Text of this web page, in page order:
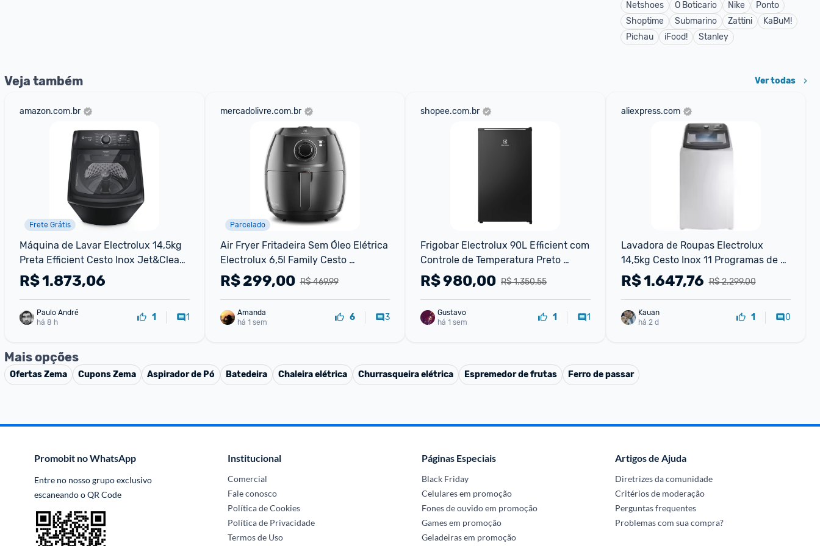
Netshoes
O Boticario Nike
Ponto
Shoptime
Submarino Zattini
KaBuM!
Pichau
iFood! Stanley
Veja também Ver todas
amazon.com.br
Frete Grátis
Máquina de Lavar Electrolux 14,5kg
Preta Efficient Cesto Inox Jet&Clean
e Filtro Fiapos 127v LEP15
R$1.873,06
Paulo André
há 8 h
1 1
mercadolivre.com.br
Parcelado
Air Fryer Fritadeira Sem Óleo Elétrica
Electrolux 6,5l Family Cesto
Removível Com Timer 1700w De
Potência Eaf50 Grafite Efficient Por
Rita
R$ 469,99
R$299,00
Amanda
há 1 sem
6 3
shopee.com.br
Frigobar Electrolux 90L Efficient com
Controle de Temperatura Preto
(EM90B)
R$ 1.350,55
R$980,00
Gustavo
há 1 sem
1 1
aliexpress.com
Lavadora de Roupas Electrolux
14,5kg Cesto Inox 11 Programas de
Lavagem Branco Efficient LEE15 -
110V
R$ 2.299,00
R$1.647,76
Kauan
há 2 d
1 0
Mais opções
OfertasZema CuponsZema Aspirador de Pó Batedeira Chaleira elétrica Churrasqueira elétrica Espremedor de frutas Ferro de passar
Promobit no WhatsApp
Entre no nosso grupo exclusivo
escaneando o QR Code
Institucional
Comercial
Fale conosco
Política de Cookies
Política de Privacidade
Termos de Uso
Páginas Especiais
Black Friday
Celulares em promoção
Fones de ouvido em promoção
Games em promoção
Geladeiras em promoção
Artigos de Ajuda
Diretrizes da comunidade
Critérios de moderação
Perguntas frequentes
Problemas com sua compra?